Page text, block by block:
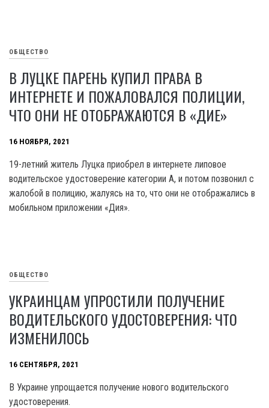
ОБЩЕСТВО
В ЛУЦКЕ ПАРЕНЬ КУПИЛ ПРАВА В
ИНТЕРНЕТЕ И ПОЖАЛОВАЛСЯ ПОЛИЦИИ,
ЧТО ОНИ НЕ ОТОБРАЖАЮТСЯ В «ДИЕ»
16 НОЯБРЯ, 2021
19-летний житель Луцка приобрел в интернете липовое
водительское удостоверение категории А, и потом позвонил с
жалобой в полицию, жалуясь на то, что они не отображались в
мобильном приложении «Дия».
ОБЩЕСТВО
УКРАИНЦАМ УПРОСТИЛИ ПОЛУЧЕНИЕ
ВОДИТЕЛЬСКОГО УДОСТОВЕРЕНИЯ: ЧТО
ИЗМЕНИЛОСЬ
16 СЕНТЯБРЯ, 2021
В Украине упрощается получение нового водительского
удостоверения.